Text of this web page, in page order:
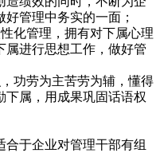
管理中务实的一面；
化管理，拥有对下属心理
属进行思想工作，做好管
功劳为主苦劳为辅，懂得
下属，用成果巩固话语权
合于企业对管理干部有组